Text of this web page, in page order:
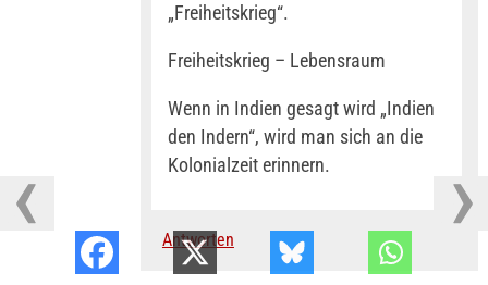
„Freiheitskrieg“.
Freiheitskrieg – Lebensraum
Wenn in Indien gesagt wird „Indien
den Indern“, wird man sich an die
Kolonialzeit erinnern.
Antworten